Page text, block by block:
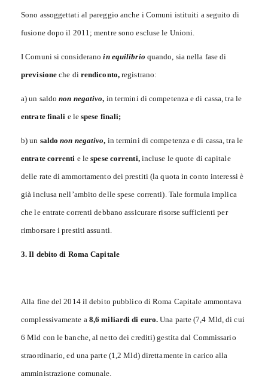
Sono assoggettati al pareggio anche i Comuni istituiti a seguito di
fusione dopo il 2011; mentre sono escluse le Unioni.
I Comuni si considerano in equilibrio quando, sia nella fase di
previsione che di rendiconto,registrano:
a) un saldonon negativo, in termini di competenza e di cassa, tra le
entrate finali e lespese finali;
b) un saldonon negativo, in termini di competenza e di cassa, tra le
entrate correnti e lespese correnti,incluse le quote di capitale
delle rate di ammortamento dei prestiti (la quota in conto interessi è
già inclusa nell’ambito delle spese correnti). Tale formula implica
che le entrate correnti debbano assicurare risorse sufficienti per
rimborsare i prestiti assunti.
3. Il debito di Roma Capitale
Alla fine del 2014 il debito pubblico di Roma Capitale ammontava
complessivamente a 8,6 miliardi di euro. Una parte (7,4 Mld, di cui
6 Mld con le banche, al netto dei crediti) gestita dal Commissario
straordinario, ed una parte (1,2 Mld) direttamente in carico alla
amministrazione comunale.